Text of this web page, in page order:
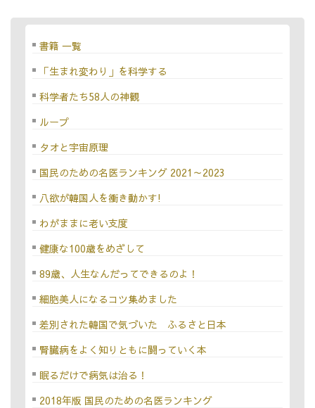
書籍 一覧
「生まれ変わり」を科学する
科学者たち58人の神観
ループ
タオと宇宙原理
国民のための名医ランキング 2021～2023
八欲が韓国人を衝き動かす!
わがままに老い支度
健康な100歳をめざして
89歳、人生なんだってできるのよ！
細胞美人になるコツ集めました
差別された韓国で気づいた ふるさと日本
腎臓病をよく知りともに闘っていく本
眠るだけで病気は治る！
2018年版 国民のための名医ランキング